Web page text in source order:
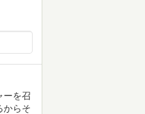
ーを召
からそ